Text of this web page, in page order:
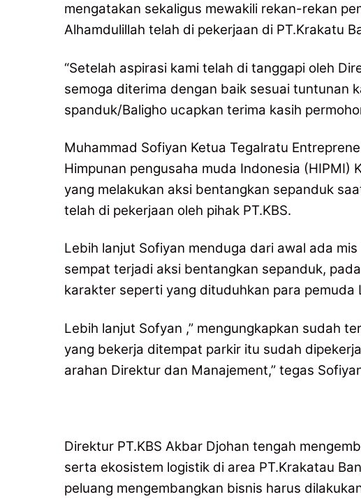
mengatakan sekaligus mewakili rekan-rekan
Alhamdulillah telah di pekerjaan di PT.Krakatu
“Setelah aspirasi kami telah di tanggapi oleh
semoga diterima dengan baik sesuai tuntunan
spanduk/Baligho ucapkan terima kasih
Muhammad Sofiyan Ketua Tegalratu
Himpunan pengusaha muda Indonesia (HIPMI)
yang melakukan aksi bentangkan sepanduk
telah di pekerjaan oleh pihak PT.KBS.
Lebih lanjut Sofiyan menduga dari awal ada
sempat terjadi aksi bentangkan sepanduk,
karakter seperti yang dituduhkan para pemuda
Lebih lanjut Sofyan ,” mengungkapkan sudah
yang bekerja ditempat parkir itu sudah
arahan Direktur dan Manajement,” tegas
Direktur PT.KBS Akbar Djohan tengah
serta ekosistem logistik di area PT.Krakatau
peluang mengembangkan bisnis harus